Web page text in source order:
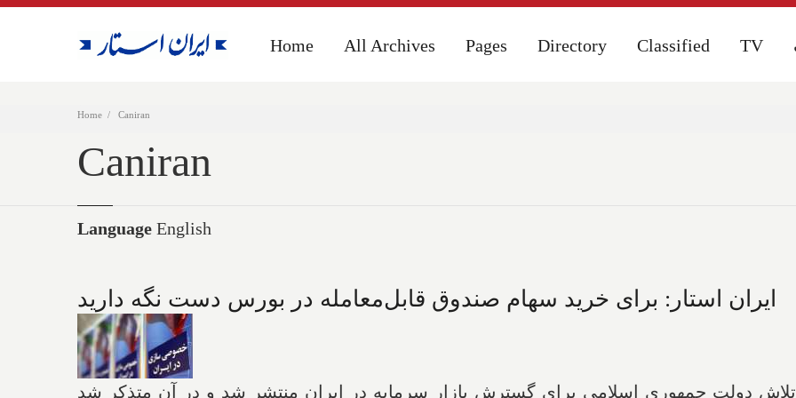
Home All Archives Pages Directory Classified TV
Home Caniran
Home All Archives Pages Directory Classified TV
Caniran
Language English
ایران استار: برای خرید سهام صندوق قابل‌معامله در بورس دست نگه دارید
تلاش دولت جمهوری اسلامی برای گسترش بازار سرمایه در ایران منتشر شد و در آن متذکر شد